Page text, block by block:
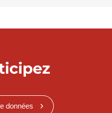
données